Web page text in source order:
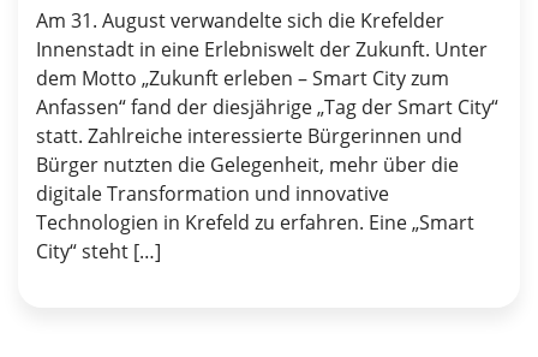
Am 31. August verwandelte sich die Krefelder
Innenstadt in eine Erlebniswelt der Zukunft. Unter
dem Motto „Zukunft erleben – Smart City zum
Anfassen“ fand der diesjährige „Tag der Smart City“
statt. Zahlreiche interessierte Bürgerinnen und
Bürger nutzten die Gelegenheit, mehr über die
digitale Transformation und innovative
Technologien in Krefeld zu erfahren. Eine „Smart
City“ steht […]